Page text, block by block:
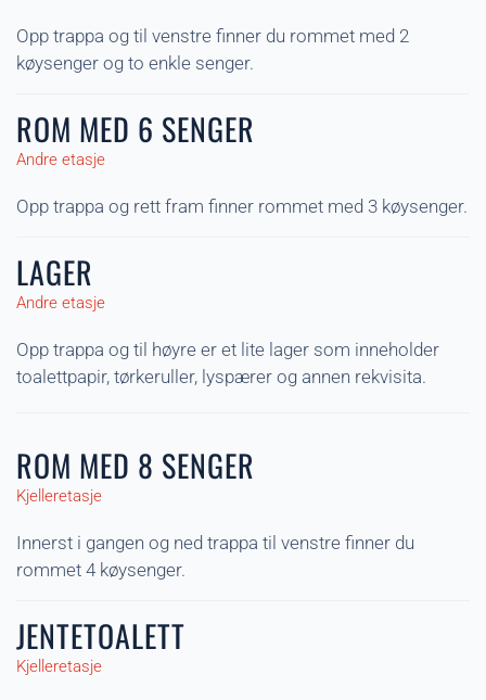
Opp trappa og til venstre finner du rommet med 2
køysenger og to enkle senger.
ROM MED 6 SENGER
Andre etasje
Opp trappa og rett fram finner rommet med 3 køysenger.
LAGER
Andre etasje
Opp trappa og til høyre er et lite lager som inneholder
toalettpapir, tørkeruller, lyspærer og annen rekvisita.
ROM MED 8 SENGER
Kjelleretasje
Innerst i gangen og ned trappa til venstre finner du
rommet 4 køysenger.
JENTETOALETT
Kjelleretasje